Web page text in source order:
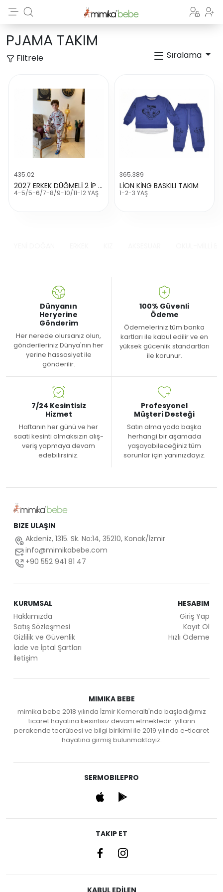
PJAMA TAKIM
Filtrele Sıralama
435.02
2027 ERKEK DÜĞMELİ 2 İP MEVSİMLİK PİJAMA TAKIMI
4-5/5-6/7-8/9-10/11-12 YAŞ
365.389
LİON KİNG BASKILI TAKIM
1-2-3 YAŞ
Dünyanın
Heryerine
Gönderim
Her nerede olursanız olun,
gönderileriniz Dünya'nın her
yerine hassasiyet ile
gönderilir.
100% Güvenli
Ödeme
Ödemeleriniz tüm banka
kartları ile kabul edilir ve en
yüksek gücenlik standartları
ile korunur.
7/24 Kesintisiz
Hizmet
Haftanın her günü ve her
saati kesinti olmaksızın alış-
veriş yapmaya devam
edebilirsiniz.
Profesyonel
Müşteri Desteği
Satın alma yada başka
herhangi bir aşamada
yaşayabileceğiniz tüm
sorunlar için yanınızdayız.
BIZE ULAŞIN
Akdeniz, 1315. Sk. No:14, 35210, Konak/İzmir
info@mimikabebe.com
+90 552 941 81 47
KURUMSAL
Hakkımızda
Satış Sözleşmesi
Gizlilik ve Güvenlik
İade ve İptal Şartları
İletişim
HESABIM
Giriş Yap
Kayıt Ol
Hızlı Ödeme
MIMIKA BEBE
mimika bebe 2018 yılında İzmir Kemeraltı'nda başladığımız
ticaret hayatına kesintisiz devam etmektedir. yılların
perakende tecrübesi ve bilgi birikimi ile 2019 yılında e-ticaret
hayatına girmiş bulunmaktayız.
SERMOBILEPRO
TAKIP ET